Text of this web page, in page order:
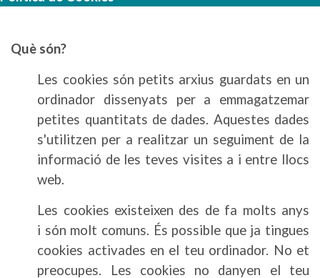
Què són?
Les cookies són petits arxius guardats en un
ordinador dissenyats per a emmagatzemar
petites quantitats de dades. Aquestes dades
s'utilitzen per a realitzar un seguiment de la
informació de les teves visites a i entre llocs
web.
Les cookies existeixen des de fa molts anys
i són molt comuns. És possible que ja tingues
cookies activades en el teu ordinador. No et
preocupes. Les cookies no danyen el teu